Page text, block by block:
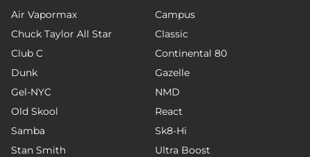
Air Vapormax
Campus
Chuck Taylor All Star
Classic
Club C
Continental 80
Dunk
Gazelle
Gel-NYC
NMD
Old Skool
React
Samba
Sk8-Hi
Stan Smith
Ultra Boost